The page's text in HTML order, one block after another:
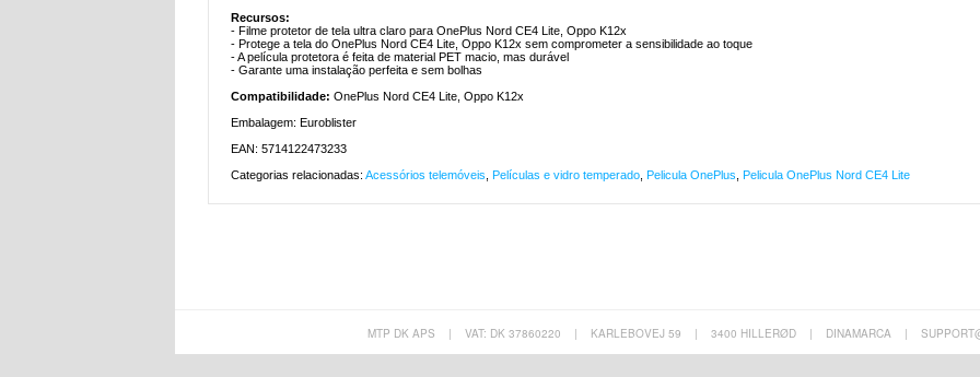
Recursos:
- Filme protetor de tela ultra claro para OnePlus Nord CE4 Lite, Oppo K12x
- Protege a tela do OnePlus Nord CE4 Lite, Oppo K12x sem comprometer a sensibilidade ao toque
- A película protetora é feita de material PET macio, mas durável
- Garante uma instalação perfeita e sem bolhas
Compatibilidade: OnePlus Nord CE4 Lite, Oppo K12x
Embalagem: Euroblister
EAN: 5714122473233
Categorias relacionadas: Acessórios telemóveis Películas e vidro temperado Pelicula OnePlus Pelicula OnePlus Nord CE4 Lite
MTP DK APS | VAT: DK 37860220 | KARLEBOVEJ 59 | 3400 HILLERØD | DINAMARCA |